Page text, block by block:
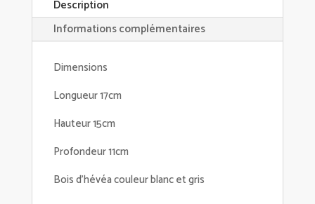
Description
Informations complémentaires
Dimensions
Longueur 17cm
Hauteur 15cm
Profondeur 11cm
Bois d'hévéa couleur blanc et gris